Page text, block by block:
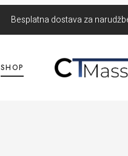
Besplatna dostava za
SHOP